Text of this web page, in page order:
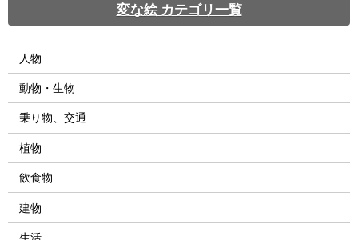
変な絵 カテゴリ一覧
人物
動物・生物
乗り物、交通
植物
飲食物
建物
生活